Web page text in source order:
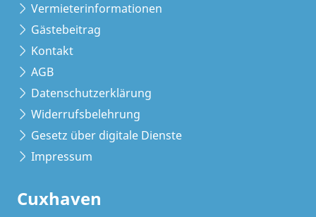
Vermieterinformationen
Gästebeitrag
Kontakt
AGB
Datenschutzerklärung
Widerrufsbelehrung
Gesetz über digitale Dienste
Impressum
Cuxhaven